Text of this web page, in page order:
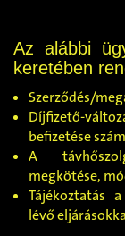
Az alábbi
keretében
Szerződés/
Díjfizető-
befizetése
A
megkötése,
Tájékoztatás
lévő